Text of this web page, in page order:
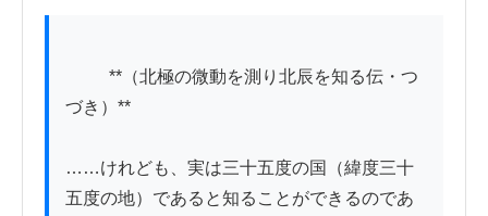
づき）**
……けれども、実は三十五度の国（緯度三十
五度の地）であると知ることができるのであ